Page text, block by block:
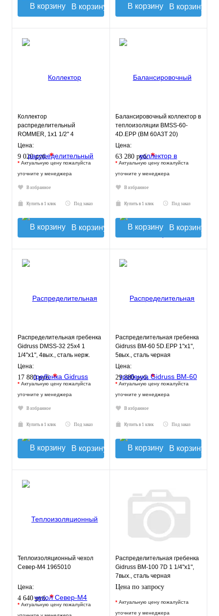
В корзину В корзину
Коллектор
распределительный
ROMMER, 1х1 1/2" 4
отопительных контура
Цена:
9 020 руб.*
* Актуальную цену пожалуйста
уточните у менеджера
В избранное
Купить в 1 клик Под заказ
В корзину
Балансировочный коллектор в
теплоизоляции BMSS-60-
4D.EPP (BM 60A3T 20)
GIDRUSS
Цена:
63 280 руб.*
* Актуальную цену пожалуйста
уточните у менеджера
В избранное
Купить в 1 клик Под заказ
В корзину
Распределительная гребенка
Gidruss DMSS-32 25x4 1
1/4"х1", 4вых., сталь нерж.
Цена:
17 880 руб.*
* Актуальную цену пожалуйста
уточните у менеджера
В избранное
Купить в 1 клик Под заказ
В корзину
Распределительная гребенка
Gidruss BM-60 5D.EPP 1"х1",
5вых., сталь черная
Цена:
29 880 руб. *
* Актуальную цену пожалуйста
уточните у менеджера
В избранное
Купить в 1 клик Под заказ
В корзину
Теплоизоляционный чехол
Север-М4 1965010
Цена:
4 640 руб.*
* Актуальную цену пожалуйста
Распределительная гребенка
Gidruss BM-100 7D 1 1/4"х1",
7вых., сталь черная
Цена по запросу
* Актуальную цену пожалуйста
уточните у менеджера